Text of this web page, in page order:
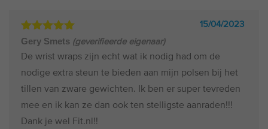
van
Gewaardeerd
Gery Smets (geverifieerde eigenaar)
15/04/2023
De wrist wraps zijn echt wat ik nodig had om de
nodige extra steun te bieden aan mijn polsen bij het
tillen van zware gewichten. Ik ben er super tevreden
mee en ik kan ze dan ook ten stelligste aanraden!!!
Dank je wel Fit.nl!!